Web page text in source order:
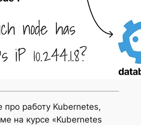
про работу Kubernetes,
на курсе «Kubernetes